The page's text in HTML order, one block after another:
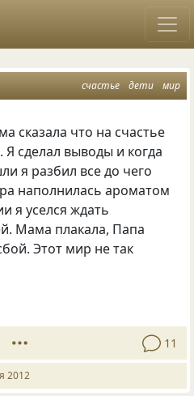
счастье дети мир
сказала что на счастье
сделал выводы и когда
я разбил все до чего
наполнилась ароматом
я уселся ждать
Мама плакала, Папа
Этот мир не так
11
2012